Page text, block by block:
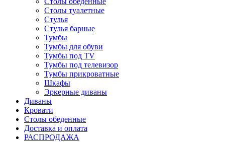
Столы туалетные
Стулья
Стулья барные
Тумбы
Тумбы для обуви
Тумбы под TV
Тумбы под телевизор
Тумбы прикроватные
Шкафы
Эркерные диваны
Диваны
Кровати
Столы обеденные
Доставка и оплата
РАСПРОДАЖА